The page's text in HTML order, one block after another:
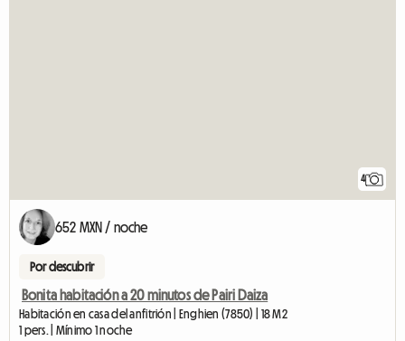
4
652 MXN / noche
Por descubrir
Bonita habitación a 20 minutos de Pairi Daiza
Habitación en casa del anfitrión | Enghien (7850) | 18 M2
1 pers. | Mínimo 1 noche